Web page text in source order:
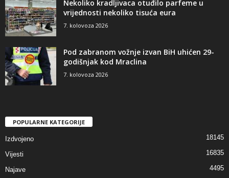
Nekoliko kradljivaca otuđilo parfeme u
vrijednosti nekoliko tisuća eura
7. kolovoza 2026
Pod zabranom vožnje izvan BiH uhićen 29-
godišnjak kod Mraclina
7. kolovoza 2026
POPULARNE KATEGORIJE
Izdvojeno 18145
Vijesti 16835
Najave 4495